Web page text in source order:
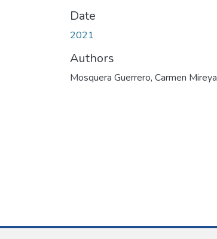
Date
2021
Authors
Mosquera Guerrero, Carmen Mireya